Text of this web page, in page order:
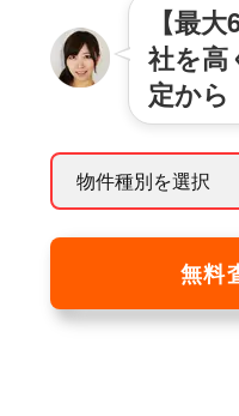
【最
社を高
定から
無料